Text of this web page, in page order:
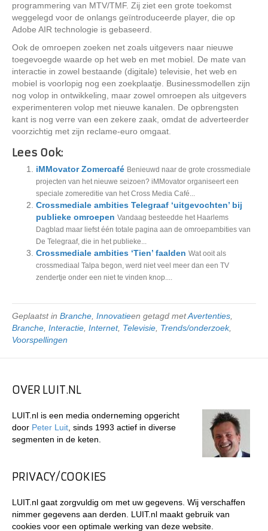
programmering van MTV/TMF. Zij ziet een grote toekomst
weggelegd voor de onlangs geïntroduceerde player, die op
Adobe AIR technologie is gebaseerd.
Ook de omroepen zoeken net zoals uitgevers naar nieuwe
toegevoegde waarde op het web en met mobiel. De mate van
interactie in zowel bestaande (digitale) televisie, het web en
mobiel is voorlopig nog een zoekplaatje. Businessmodellen zijn
nog volop in ontwikkeling, maar zowel omroepen als uitgevers
experimenteren volop met nieuwe kanalen. De opbrengsten
kant is nog verre van een zekere zaak, omdat de adverteerder
voorzichtig met zijn reclame-euro omgaat.
Lees Ook:
iMMovator Zomercafé Benieuwd naar de grote crossmediale
projecten van het nieuwe seizoen? iMMovator organiseert een
speciale zomereditie van het Cross Media Café...
Crossmediale ambities Telegraaf ‘uitgevochten’ bij
publieke omroepen Vandaag besteedde het Haarlems
Dagblad maar liefst één totale pagina aan de omroepambities van
De Telegraaf, die in het publieke...
Crossmediale ambities ‘Tien’ faalden Wat ooit als
crossmediaal Talpa begon, werd niet veel meer dan een TV
zendertje onder een niet te vinden knop....
Geplaatst in Branche Innovatieen getagd metAvertenties
Branche Interactie Internet, Televisie Trends/onderzoek,
Voorspellingen
OVER LUIT.NL
LUIT.nl is een media onderneming opgericht
door Peter Luit , sinds 1993 actief in diverse
segmenten in de keten.
PRIVACY/COOKIES
LUIT.nl gaat zorgvuldig om met uw gegevens. Wij verschaffen
nimmer gegevens aan derden. LUIT.nl maakt gebruik van
cookies voor een optimale werking van deze website.